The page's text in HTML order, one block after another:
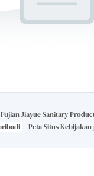
Jiayue Sanitary
Peta Situs